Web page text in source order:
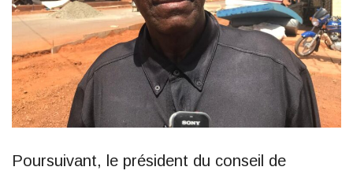
Poursuivant, le président du conseil de